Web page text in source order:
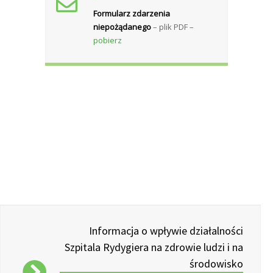
Formularz zdarzenia
niepożądanego– plik PDF –
pobierz
Informacja o wpływie działalności
Szpitala Rydygiera na zdrowie ludzi i na
środowisko